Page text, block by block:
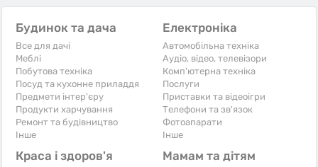
Будинок та дача
Все для дачі
Меблі
Побутова техніка
Посуд та кухонне приладдя
Предмети інтер'єру
Продукти харчування
Ремонт та будівництво
Iнше
Електроніка
Автомобільна техніка
Аудіо, відео, телевізори
Комп'ютерна техніка
Послуги
Приставки та відеоігри
Телефони та зв'язок
Фотоапарати
Iнше
Краса і здоров'я Мамам та дітям